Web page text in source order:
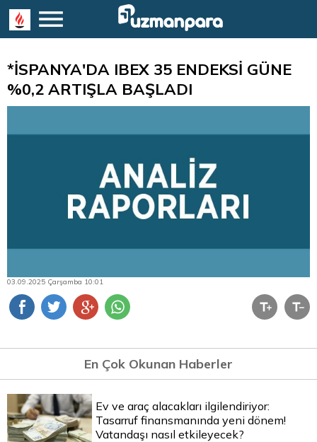
*İSPANYA'DA IBEX 35 ENDEKSİ GÜNE
%0,2 ARTIŞLA BAŞLADI
03.09.2025 Çarşamba 10:01
En Çok Okunan Haberler
Ev ve araç alacakları ilgilendiriyor:
Tasarruf finansmanında yeni dönem!
Vatandaşı nasıl etkileyecek?